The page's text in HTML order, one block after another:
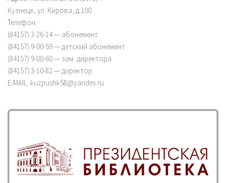
Кузнецк, ул. Кирова, д.100
Телефон:
(84157) 3-26-14 — абонемент
(84157) 9-00-59 — детский абонемент
(84157) 9-00-60 — зам. директора
(84157) 3-10-82 — директор
E-MAIL: kuzpushk58@yandex.ru